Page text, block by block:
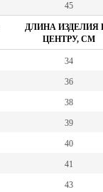
45
ДЛИНА ИЗДЕЛИЯ
ЦЕНТРУ, СМ
34
36
38
39
40
41
43